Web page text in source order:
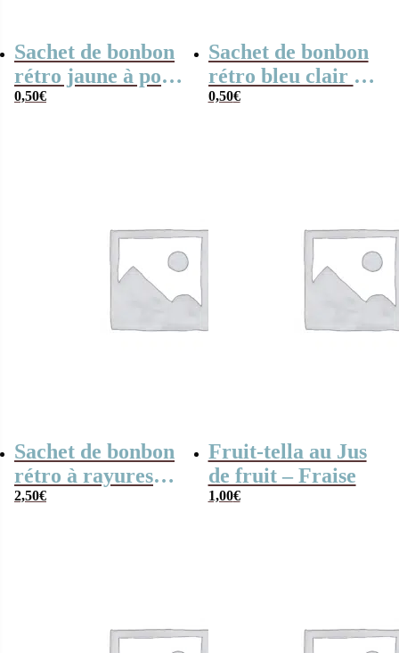
Sachet de bonbon
rétro jaune à pois
x1
0,50€
Sachet de bonbon
rétro bleu clair à
pois x1
0,50€
Sachet de bonbon
rétro à rayures
rouges et blanches
2,50€
Fruit-tella au Jus
de fruit – Fraise
1,00€